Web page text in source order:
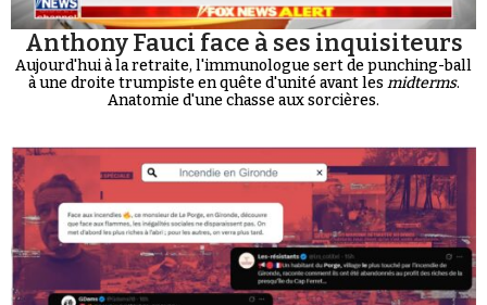
Anthony Fauci face à ses inquisiteurs
Aujourd'hui à la retraite, l'immunologue sert de punching-ball
à une droite trumpiste en quête d'unité avant les midterms.
Anatomie d'une chasse aux sorcières.